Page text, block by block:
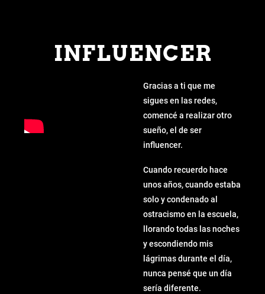
INFLUENCER
Gracias a ti que me
sigues en las redes,
comencé a realizar otro
sueño, el de ser
influencer.
Cuando recuerdo hace
unos años, cuando estaba
solo y condenado al
ostracismo en la escuela,
llorando todas las noches
y escondiendo mis
lágrimas durante el día,
nunca pensé que un día
sería diferente.